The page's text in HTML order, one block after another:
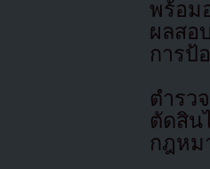
พร้อม
ผลสอ
การป้
ตำรว
ตัดสิน
กฎหม